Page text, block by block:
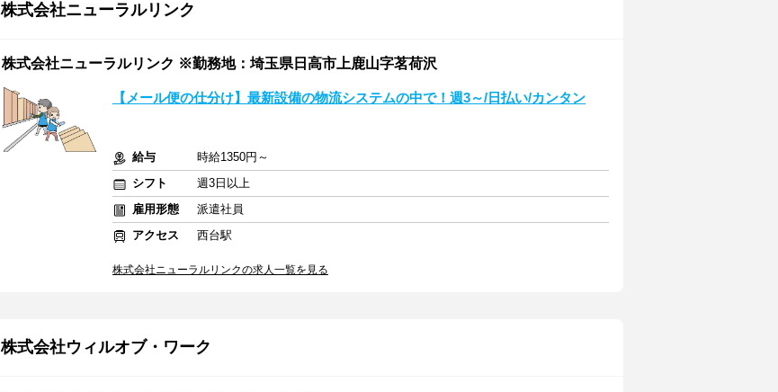
株式会社ニューラルリンク
株式会社ニューラルリンク ※勤務地：埼玉県日高市上鹿山字茗荷沢
【メール便の仕分け】最新設備の物流システムの中で！週3～/日払い/カンタン
給与
時給1350円～
シフト
週3日以上
雇用形態
派遣社員
アクセス
西台駅
株式会社ニューラルリンクの求人一覧を見る
株式会社ウィルオブ・ワーク